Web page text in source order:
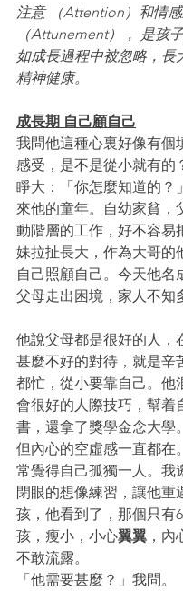
注意 （Attention）和情
（Attunement）， 是孩
如成長過程中被忽略，長
精神健康。
成長期 自己顧自己
我問他這種心裏好像有個
感受，是不是從小就有的
睜大：「你怎麼知道的？
來他的童年。自幼家貧，
動階層的工作，好不容易
妹拉扯長大，作為大哥的
自己照顧自己。今天他名
父母走出困境，家人不知
他說父母都是很好的人，
甚麼不好的對待，就是辛
都忙，從小要靠自己。他
會很好的人際技巧，幫着
書，還拿了獎學金念大學。
但內心的空虛感一直都在
常覺得自己孤獨一人。我
閉眼的想像練習，讓他重
孩，他看到了，那個只有
孩，瘦小，小心翼翼 ，
不敢流露。
「他需要甚麼？」我問。